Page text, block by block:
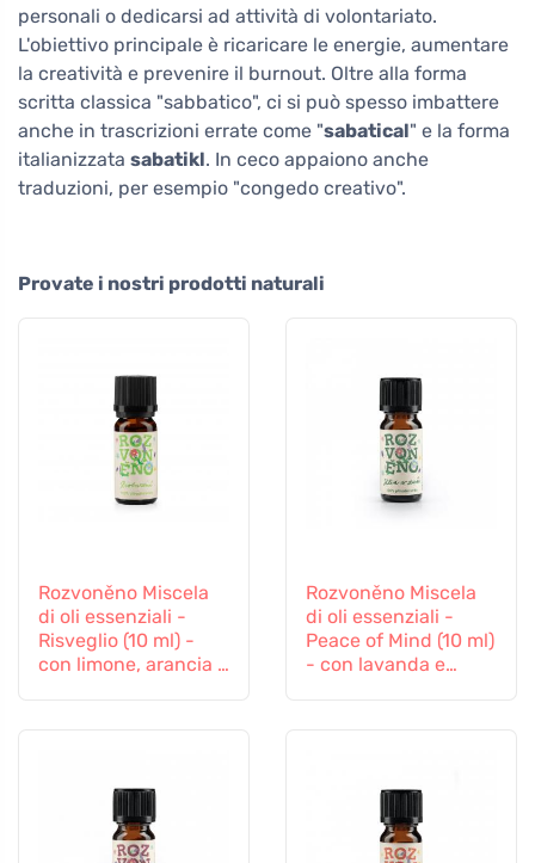
personali o dedicarsi ad attività di volontariato.
L'obiettivo principale è ricaricare le energie, aumentare
la creatività e prevenire il burnout. Oltre alla forma
scritta classica "sabbatico", ci si può spesso imbattere
anche in trascrizioni errate come "sabatical" e la forma
italianizzata sabatikl. In ceco appaiono anche
traduzioni, per esempio "congedo creativo".
Provate i nostri prodotti naturali
Rozvoněno Miscela
di oli essenziali -
Risveglio (10 ml) -
con limone, arancia e
Rozvoněno Miscela
di oli essenziali -
Peace of Mind (10 ml)
- con lavanda e